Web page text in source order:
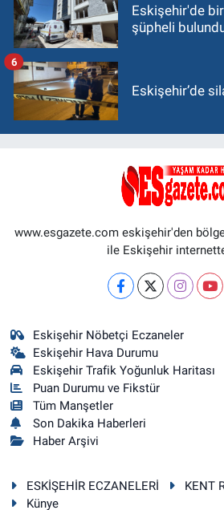
Eskişehir'de
şüpheli
Eskişehir’de
6
www.esgazete.com eskişehir'den
ile Eskişehir
Eskişehir Nöbetçi Eczaneler
Eskişehir Hava Durumu
Eskişehir Trafik Yoğunluk Haritası
Puan Durumu ve Fikstür
Tüm Manşetler
Son Dakika Haberleri
Haber Arşivi
ESKİŞEHİR ECZANELERİ KENT
Künye